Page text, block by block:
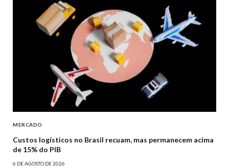
MERCADO
Custos logísticos no Brasil recuam, mas permanecem acima
de 15% do PIB
6 DE AGOSTO DE 2026